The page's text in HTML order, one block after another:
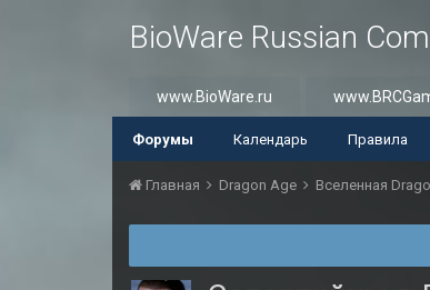
BioWare Russian
www.BioWare.ru
Форумы Календарь Правила
Главная Dragon Age Вселенная